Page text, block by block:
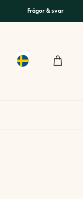
Frågor & svar